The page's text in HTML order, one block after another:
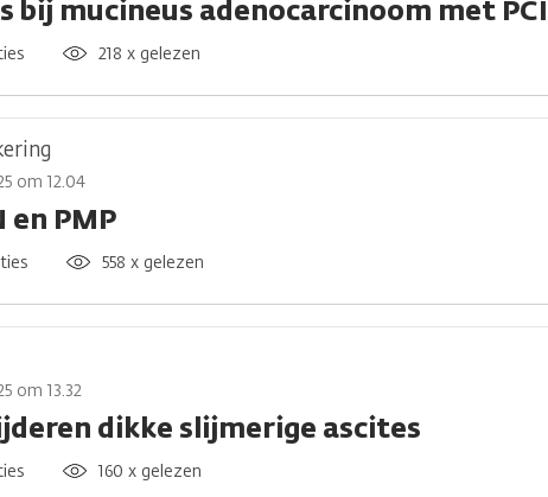
bij mucineus adenocarcinoom met
218 x gelezen
om 12.04
en PMP
558 x gelezen
om 13.32
dikke slijmerige ascites
160 x gelezen